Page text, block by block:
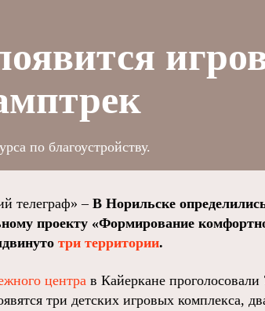
по благоустройству.
телеграф» – В Норильске
проекту «Формирование
три территории.
центра в Кайеркане
три детских игровых комплекса,